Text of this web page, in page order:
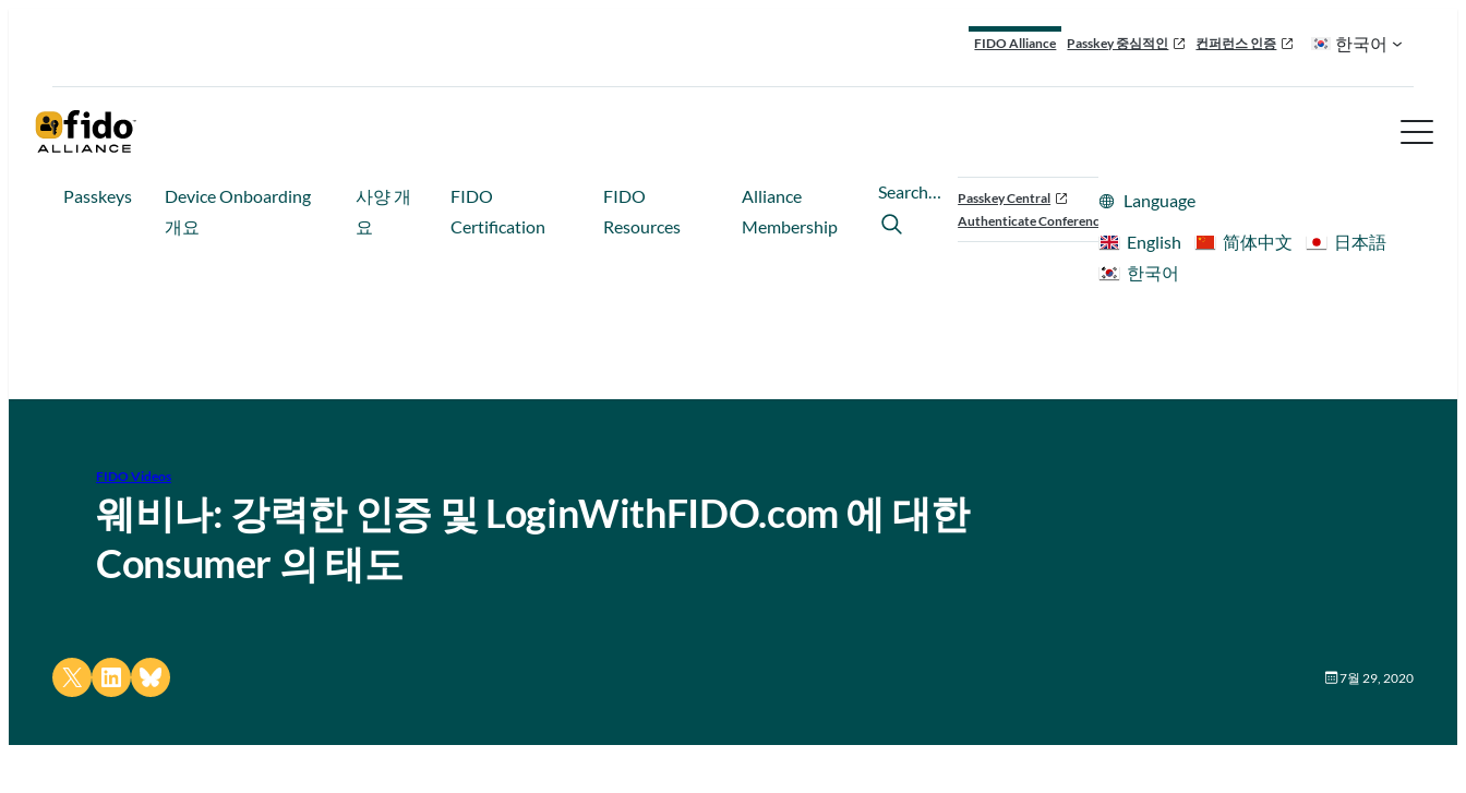
FIDO Alliance Passkey 중심적인 컨퍼런스 인증 한국어
Passkeys
Device Onboarding
개요
사양 개
요
FIDO
Certification
FIDO
Resources
Alliance
Membership
Search…
Passkey Central
Authenticate Conference
Language
English
简体中文
日本語
한국어
FIDO Videos
웨비나: 강력한 인증 및 LoginWithFIDO.com 에 대한
Consumer 의 태도
Share on X Share on LinkedIn
Share on Bluesky 7월 29, 2020